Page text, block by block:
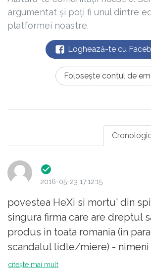
argumentat și poți fi unul dintre
platformei noastre.
Loghează-te cu
Folosește contul de
2016-05-23 17:12:15
povestea HeXi si mortu' din
singura firma care are dreptul
produs in toata romania (in
scandalul lidle/miere) - nimeni
sesizeaza (nici macar pe internet
citește mai mult